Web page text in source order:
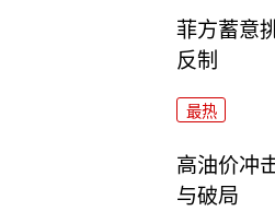
菲方蓄意
反制
最热
高油价冲
与破局